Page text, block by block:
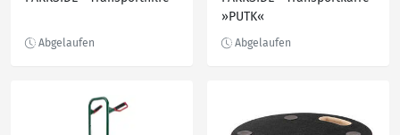
»PUTK«